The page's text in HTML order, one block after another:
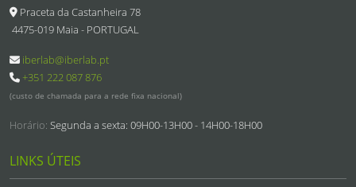
Praceta da Castanheira 78
4475-019 Maia - PORTUGAL
iberlab@iberlab.pt
+351 222 087 876
(custo de chamada para a rede fixa nacional)
Horário: Segunda a sexta: 09H00-13H00 - 14H00-18H00
LINKS ÚTEIS